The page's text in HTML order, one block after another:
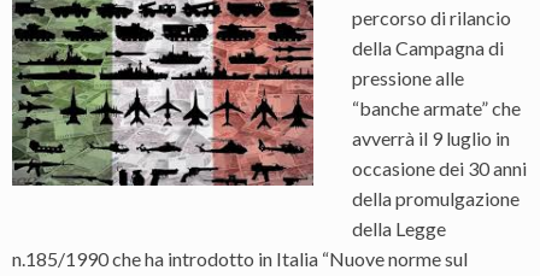
percorso di rilancio
della Campagna di
pressione alle
“banche armate” che
avverrà il 9 luglio in
occasione dei 30 anni
della promulgazione
della Legge
n.185/1990 che ha introdotto in Italia “Nuove norme sul